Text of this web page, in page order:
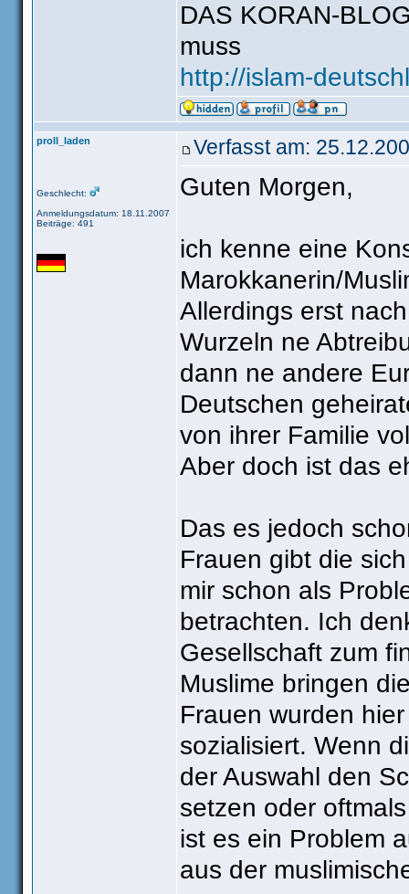
DAS KORAN-
muss
http://islam-
proll_laden
Geschlecht:
Anmeldungsdatum: 18.11.2007
Beiträge: 491
Verfasst am:
Guten Morgen,
ich kenne eine
Marokkanerin/
Allerdings erst
Wurzeln ne
dann ne andere
Deutschen
von ihrer Familie
Aber doch ist das
Das es jedoch
Frauen gibt die
mir schon als
betrachten. Ich
Gesellschaft zum
Muslime bringen
Frauen wurden
sozialisiert. Wenn
der Auswahl den
setzen oder
ist es ein Problem
aus der